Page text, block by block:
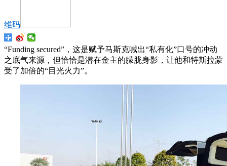
维码
“Funding secured”，这是赋予马斯克喊出“私有化”口号的冲动
之底气来源，但恰恰是潜在金主的朦胧身影，让他和特斯拉蒙
受了加倍的“目光火力”。